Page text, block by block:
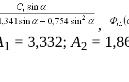
,
1 = 3,332;A2 =